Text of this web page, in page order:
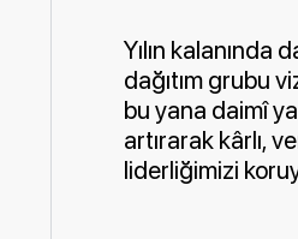
Yılın kalanında
dağıtım grubu
bu yana daimî
artırarak kârlı,
liderliğimizi